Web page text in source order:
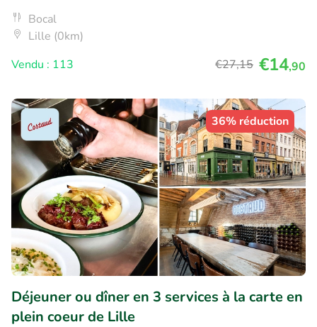
Bocal
Lille (0km)
Vendu : 113
€27,15 €14,90
36% réduction
Déjeuner ou dîner en 3 services à la carte en
plein coeur de Lille